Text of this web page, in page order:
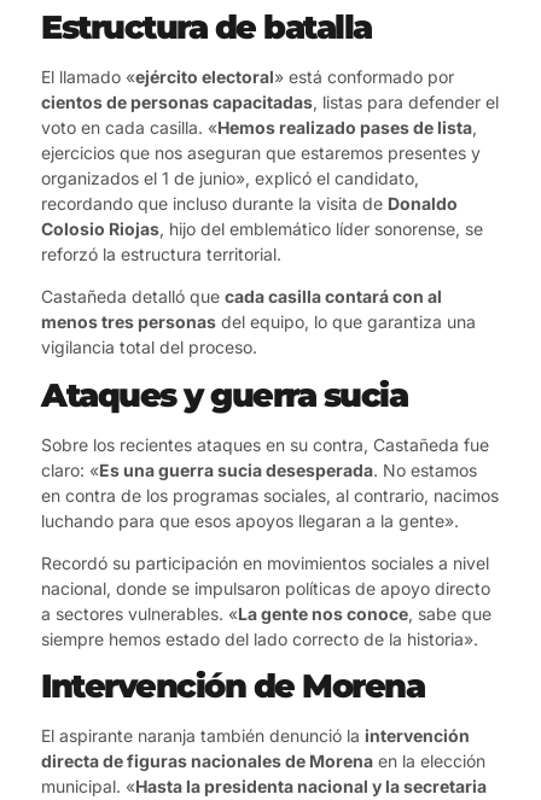
Estructura de batalla
El llamado «ejército electoral» está conformado por
cientos de personas capacitadas, listas para defender el
voto en cada casilla. «Hemos realizado pases de lista,
ejercicios que nos aseguran que estaremos presentes y
organizados el 1 de junio», explicó el candidato,
recordando que incluso durante la visita de Donaldo
Colosio Riojas, hijo del emblemático líder sonorense, se
reforzó la estructura territorial.
Castañeda detalló que cada casilla contará con al
menos tres personas del equipo, lo que garantiza una
vigilancia total del proceso.
Ataques y guerra sucia
Sobre los recientes ataques en su contra, Castañeda fue
claro: «Es una guerra sucia desesperada. No estamos
en contra de los programas sociales, al contrario, nacimos
luchando para que esos apoyos llegaran a la gente».
Recordó su participación en movimientos sociales a nivel
nacional, donde se impulsaron políticas de apoyo directo
a sectores vulnerables. «La gente nos conoce, sabe que
siempre hemos estado del lado correcto de la historia».
Intervención de Morena
El aspirante naranja también denunció la intervención
directa de figuras nacionales de Morena en la elección
municipal. «Hasta la presidenta nacional y la secretaria